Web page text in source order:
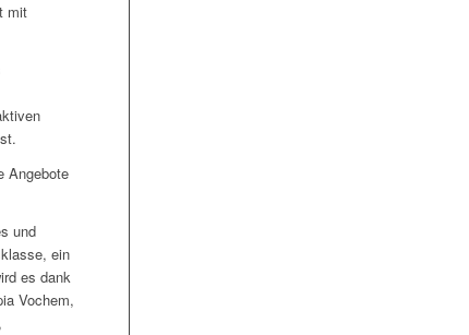
mit
Angebote
und
ein
es dank
Vochem,